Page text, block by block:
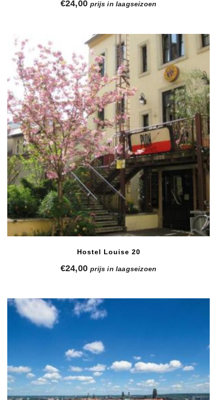
€24,00 prijs in laagseizoen
Hostel Louise 20
€24,00 prijs in laagseizoen